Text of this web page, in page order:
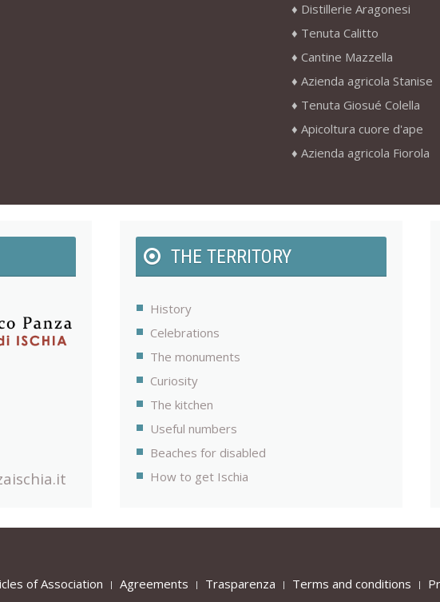
Distillerie Aragonesi
Tenuta Calitto
Cantine Mazzella
Azienda agricola Stanise
Tenuta Giosué Colella
Apicoltura cuore d'ape
Azienda agricola Fiorola
THE TERRITORY
History
Celebrations
The monuments
Curiosity
The kitchen
Useful numbers
Beaches for disabled
How to get Ischia
of Association Agreements Trasparenza Terms and conditions